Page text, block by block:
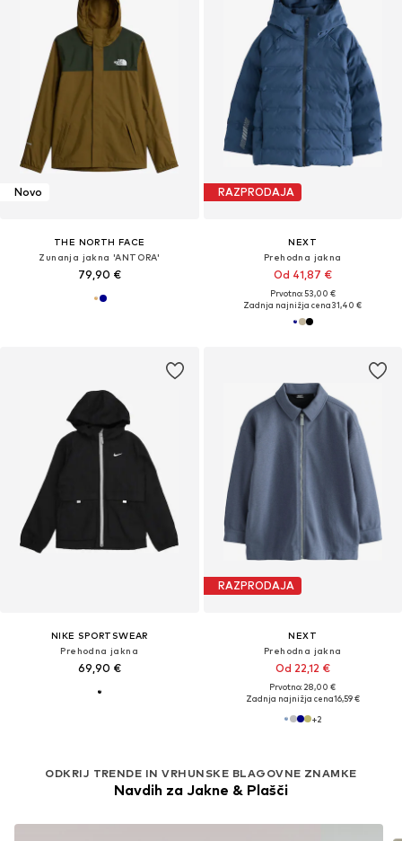
Novo
THE NORTH FACE
Zunanja jakna 'ANTORA'
79,90 €
RAZPRODAJA
NEXT
Prehodna jakna
Od 41,87 €
Prvotno: 53,00 €
Zadnja najnižja cena31,40 €
NIKE SPORTSWEAR
Prehodna jakna
69,90 €
ODKRIJ TRENDE IN VRHUNSKE BLAGOVNE ZNAMKE
Navdih za Jakne & Plašči
RAZPRODAJA
NEXT
Prehodna jakna
Od 22,12 €
Prvotno: 28,00 €
Zadnja najnižja cena16,59 €
+2